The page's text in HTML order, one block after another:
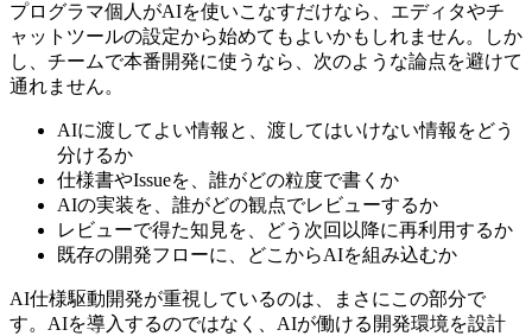
プログラマ個人がAIを使いこなすだけなら、エディタやチ
ャットツールの設定から始めてもよいかもしれません。しか
し、チームで本番開発に使うなら、次のような論点を避けて
通れません。
AIに渡してよい情報と、渡してはいけない情報をどう
分けるか
仕様書やIssueを、誰がどの粒度で書くか
AIの実装を、誰がどの観点でレビューするか
レビューで得た知見を、どう次回以降に再利用するか
既存の開発フローに、どこからAIを組み込むか
AI仕様駆動開発が重視しているのは、まさにこの部分で
す。AIを導入するのではなく、AIが働ける開発環境を設計